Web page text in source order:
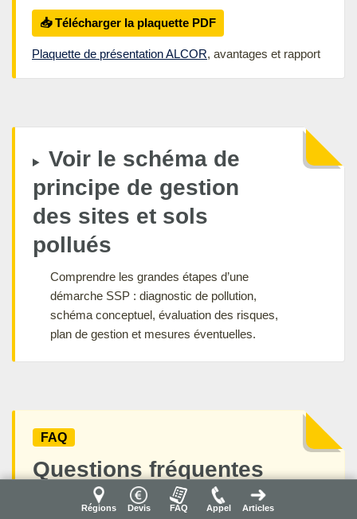
📥 Télécharger la plaquette PDF
Plaquette de présentation ALCOR, avantages et rapport
Voir le schéma de
principe de gestion
des sites et sols
pollués
Comprendre les grandes étapes d’une
démarche SSP : diagnostic de pollution,
schéma conceptuel, évaluation des risques,
plan de gestion et mesures éventuelles.
FAQ
Questions fréquentes
sur le diagnostic
Régions Devis FAQ Appel Articles